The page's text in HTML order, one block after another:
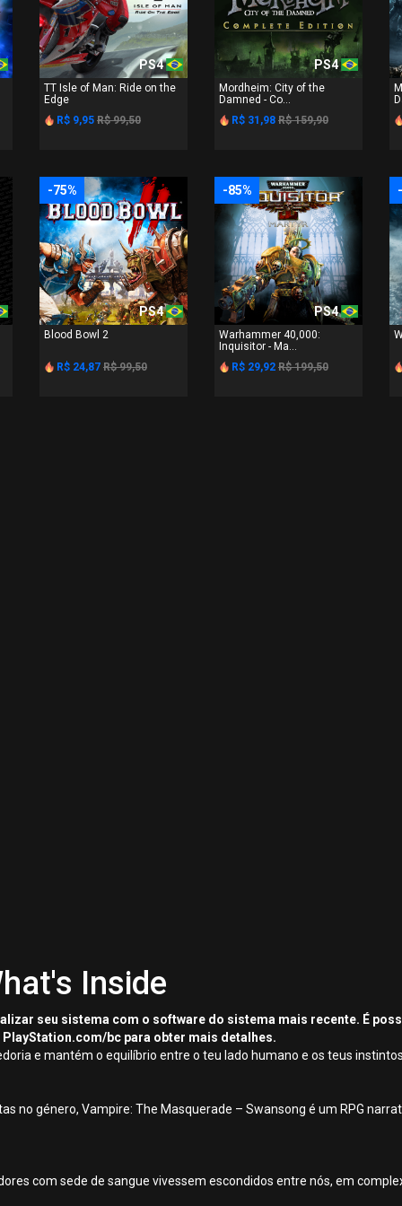
PS4
TT Isle of Man: Ride on the
Edge
R$ 9,95 R$ 99,50
PS4
Mordheim: City of the
Damned - Co...
R$ 31,98 R$ 159,90
-75%
PS4
Blood Bowl 2
R$ 24,87 R$ 99,50
-85%
PS4
Warhammer 40,000:
Inquisitor - Ma...
R$ 29,92 R$ 199,50
Inside
seu sistema com o software do sistema mais recente. É
bc para obter mais detalhes.
e mantém o equilíbrio entre o teu lado humano e os teus
no género, Vampire: The Masquerade – Swansong é um RPG
com sede de sangue vivessem escondidos entre nós, em